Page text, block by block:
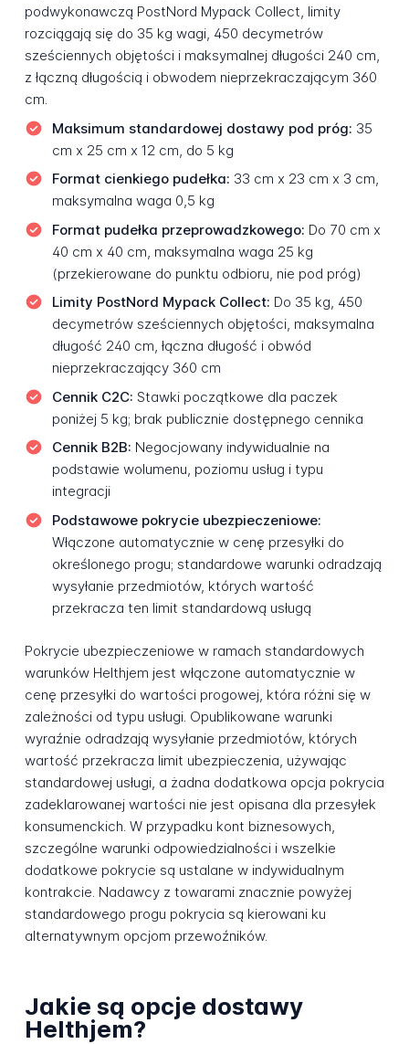
podwykonawczą PostNord Mypack Collect, limity
rozciągają się do 35 kg wagi, 450 decymetrów
sześciennych objętości i maksymalnej długości 240 cm,
z łączną długością i obwodem nieprzekraczającym 360
cm.
Maksimum standardowej dostawy pod próg: 35
cm x 25 cm x 12 cm, do 5 kg
Format cienkiego pudełka: 33 cm x 23 cm x 3 cm,
maksymalna waga 0,5 kg
Format pudełka przeprowadzkowego: Do 70 cm x
40 cm x 40 cm, maksymalna waga 25 kg
(przekierowane do punktu odbioru, nie pod próg)
Limity PostNord Mypack Collect: Do 35 kg, 450
decymetrów sześciennych objętości, maksymalna
długość 240 cm, łączna długość i obwód
nieprzekraczający 360 cm
Cennik C2C: Stawki początkowe dla paczek
poniżej 5 kg; brak publicznie dostępnego cennika
Cennik B2B: Negocjowany indywidualnie na
podstawie wolumenu, poziomu usług i typu
integracji
Podstawowe pokrycie ubezpieczeniowe:
Włączone automatycznie w cenę przesyłki do
określonego progu; standardowe warunki odradzają
wysyłanie przedmiotów, których wartość
przekracza ten limit standardową usługą
Pokrycie ubezpieczeniowe w ramach standardowych
warunków Helthjem jest włączone automatycznie w
cenę przesyłki do wartości progowej, która różni się w
zależności od typu usługi. Opublikowane warunki
wyraźnie odradzają wysyłanie przedmiotów, których
wartość przekracza limit ubezpieczenia, używając
standardowej usługi, a żadna dodatkowa opcja pokrycia
zadeklarowanej wartości nie jest opisana dla przesyłek
konsumenckich. W przypadku kont biznesowych,
szczególne warunki odpowiedzialności i wszelkie
dodatkowe pokrycie są ustalane w indywidualnym
kontrakcie. Nadawcy z towarami znacznie powyżej
standardowego progu pokrycia są kierowani ku
alternatywnym opcjom przewoźników.
Jakie są opcje dostawy
Helthjem?